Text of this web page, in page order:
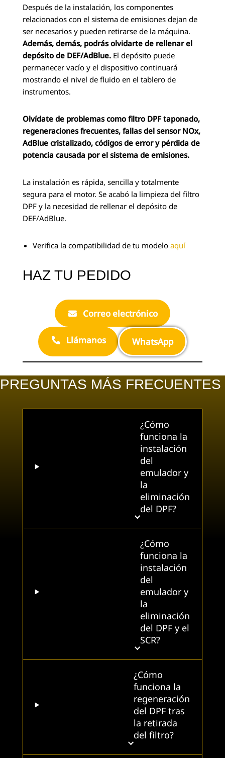
Después de la instalación, los componentes
relacionados con el sistema de emisiones dejan de
ser necesarios y pueden retirarse de la máquina.
Además, demás, podrás olvidarte de rellenar el
depósito de DEF/AdBlue.El depósito puede
permanecer vacío y el dispositivo continuará
mostrando el nivel de fluido en el tablero de
instrumentos.
Olvídate de problemas como filtro DPF taponado,
regeneraciones frecuentes, fallas del sensor NOx,
AdBlue cristalizado, códigos de error y pérdida de
potencia causada por el sistema de emisiones.
La instalación es rápida, sencilla y totalmente
segura para el motor. Se acabó la limpieza del filtro
DPF y la necesidad de rellenar el depósito de
DEF/AdBlue.
Verifica la compatibilidad de tu modelo aquí
HAZ TU PEDIDO
Correo electrónico
Llámanos WhatsApp
PREGUNTAS MÁS FRECUENTES
¿Cómo
funciona la
instalación
del
emulador y
la
eliminación
del DPF?
¿Cómo
funciona la
instalación
del
emulador y
la
eliminación
del DPF y el
SCR?
¿Cómo
funciona la
regeneración
del DPF tras
la retirada
del filtro?